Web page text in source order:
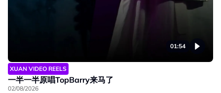
01:54
XUAN VIDEO REELS
一半一半原唱TopBarry来马了
02/08/2026